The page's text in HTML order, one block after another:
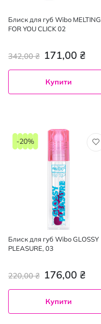
Блиск для губ Wibo MELTING
FOR YOU CLICK 02
171,00 ₴
342,00 ₴
Купити
Блиск для губ Wibo GLOSSY
PLEASURE, 03
176,00 ₴
220,00 ₴
-20%
Купити